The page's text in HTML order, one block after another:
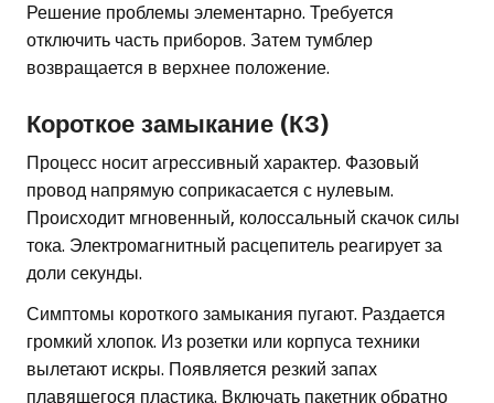
Решение проблемы элементарно. Требуется
отключить часть приборов. Затем тумблер
возвращается в верхнее положение.
Короткое замыкание (КЗ)
Процесс носит агрессивный характер. Фазовый
провод напрямую соприкасается с нулевым.
Происходит мгновенный, колоссальный скачок силы
тока. Электромагнитный расцепитель реагирует за
доли секунды.
Симптомы короткого замыкания пугают. Раздается
громкий хлопок. Из розетки или корпуса техники
вылетают искры. Появляется резкий запах
плавящегося пластика. Включать пакетник обратно